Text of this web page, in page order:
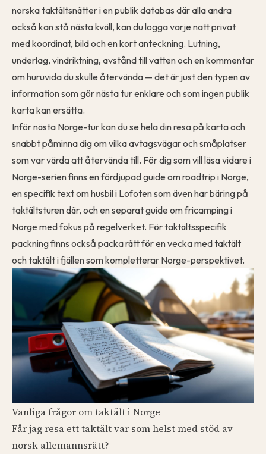
norska taktältsnätter i en publik databas där alla andra
också kan stå nästa kväll, kan dulogga varje nattprivat
med koordinat, bild och en kort anteckning. Lutning,
underlag, vindriktning, avstånd till vatten och en kommentar
om huruvida du skulle återvända — det är just den typen av
information som gör nästa tur enklare och som ingen publik
karta kan ersätta.
Inför nästa Norge-tur kan duse hela din resa på kartaoch
snabbt påminna dig om vilka avtagsvägar och småplatser
som var värda att återvända till. För dig som vill läsa vidare i
Norge-serien finns en fördjupad guide omroadtrip i Norge,
en specifik text omhusbil i Lofotensom även har bäring på
taktältsturen där, och en separat guide omfricamping i
Norge med fokus på regelverket. För taktältsspecifik
packning finns också packa rätt för en vecka med taktält
ochtaktält i fjällensom kompletterar Norge-perspektivet.
Vanliga frågor om taktält i Norge
Får jag resa ett taktält var som helst med stöd av
norsk allemannsrätt?